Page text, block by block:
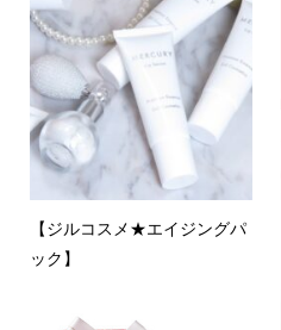
【ジルコスメ★エイジングパ
ック】